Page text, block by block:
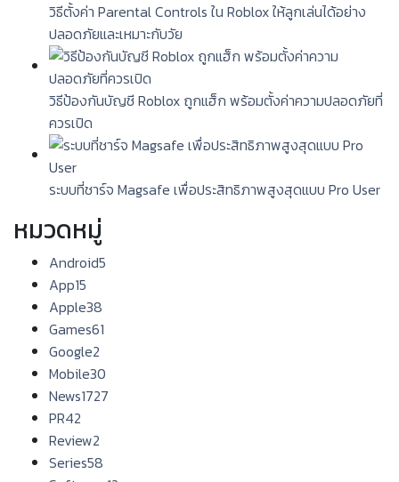
วิธีตั้งค่า Parental Controls ใน Roblox ให้ลูกเล่นได้อย่าง
ปลอดภัยและเหมาะกับวัย
วิธีป้องกันบัญชี Roblox ถูกแฮ็ก พร้อมตั้งค่าความปลอดภัยที่
ควรเปิด
ระบบที่ชาร์จ Magsafe เพื่อประสิทธิภาพสูงสุดแบบ Pro User
หมวดหมู่
Android5
App15
Apple38
Games61
Google2
Mobile30
News1727
PR42
Review2
Series58